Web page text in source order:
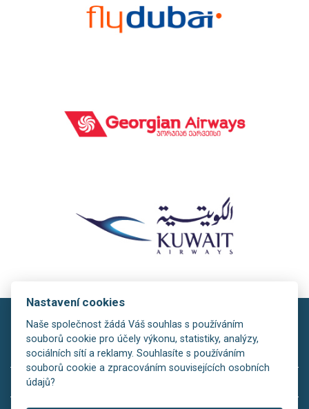
Nastavení cookies
Naše společnost žádá Váš souhlas s používáním
souborů cookie pro účely výkonu, statistiky, analýzy,
sociálních sítí a reklamy. Souhlasíte s používáním
souborů cookie a zpracováním souvisejících osobních
údajů?